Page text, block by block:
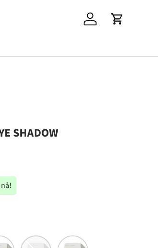
Logg innHandlekurv
SHADOW
Pink QuartzHarmony